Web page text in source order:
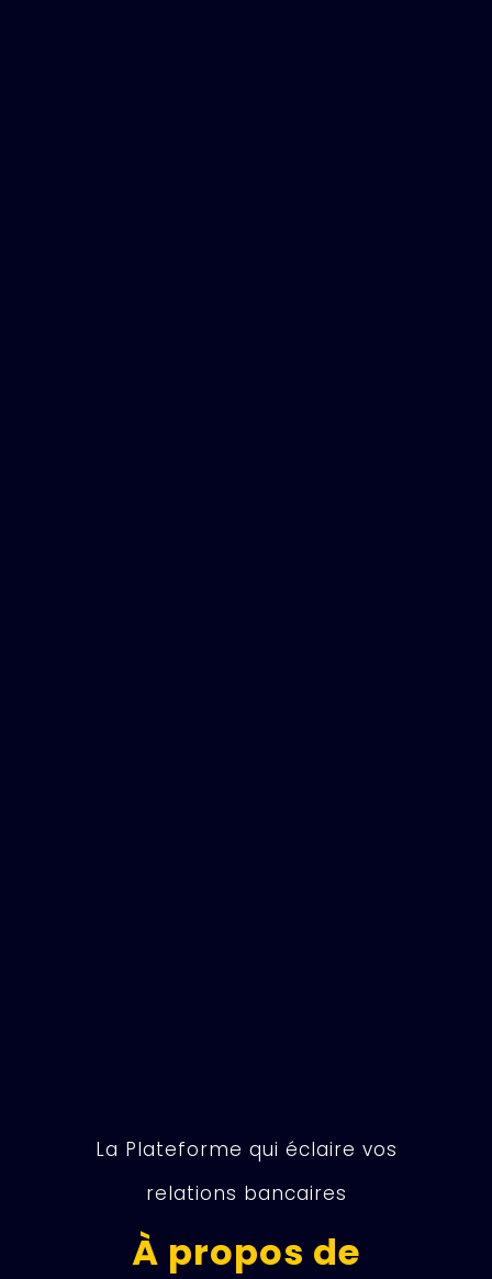
La Plateforme qui éclaire vos
relations bancaires
À propos de